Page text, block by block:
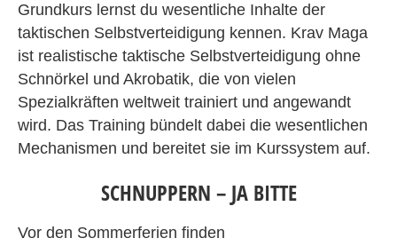
Grundkurs lernst du wesentliche Inhalte der
taktischen Selbstverteidigung kennen. Krav Maga
ist realistische taktische Selbstverteidigung ohne
Schnörkel und Akrobatik, die von vielen
Spezialkräften weltweit trainiert und angewandt
wird. Das Training bündelt dabei die wesentlichen
Mechanismen und bereitet sie im Kurssystem auf.
SCHNUPPERN – JA BITTE
Vor den Sommerferien finden